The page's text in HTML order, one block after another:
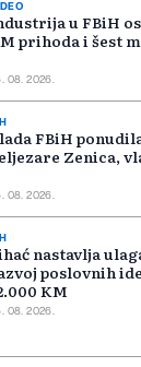
u FBiH
prihoda i šest
08. 2026.
FBiH
Zenica,
08. 2026.
nastavlja
poslovnih
KM
08. 2026.